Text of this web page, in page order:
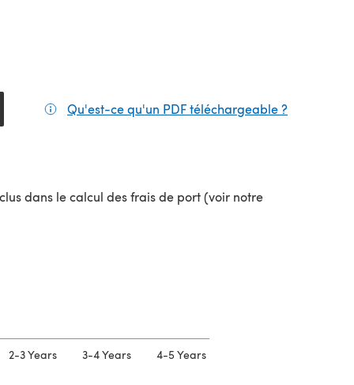
onglet) Qu'est-ce qu'un PDF téléchargeable ?
dans le calcul des frais de port (voir notre
onglet)
2-3 Years 3-4 Years 4-5 Years